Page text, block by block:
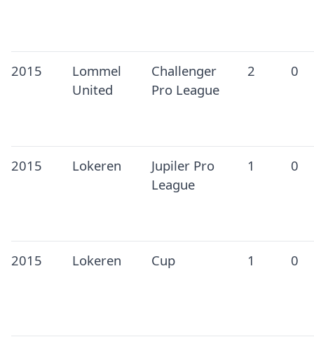
2015
Lommel
United
Challenger
Pro League
2 0
2015 Lokeren
Jupiler Pro
League
1 0
2015 Lokeren Cup 1 0